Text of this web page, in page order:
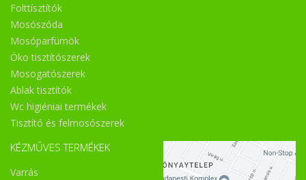
Folttísztítók
Mosószóda
Mosóparfümök
Öko tisztítószerek
Mosogatószerek
Ablak tisztítók
Wc higiéniai termékek
Tisztító és felmosószerek
KÉZMŰVES TERMÉKEK
Varrás